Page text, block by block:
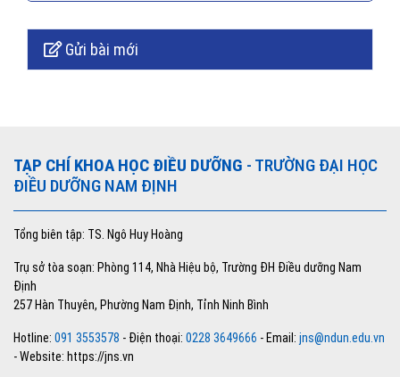
Gửi bài mới
TẠP CHÍ KHOA HỌC ĐIỀU DƯỠNG - TRƯỜNG ĐẠI HỌC
ĐIỀU DƯỠNG NAM ĐỊNH
Tổng biên tập: TS. Ngô Huy Hoàng
Trụ sở tòa soạn: Phòng 114, Nhà Hiệu bộ, Trường ĐH Điều dưỡng Nam
Định
257 Hàn Thuyên, Phường Nam Định, Tỉnh Ninh Bình
Hotline: 091 3553578 - Điện thoại: 0228 3649666 - Email: jns@ndun.edu.vn
- Website: https://jns.vn